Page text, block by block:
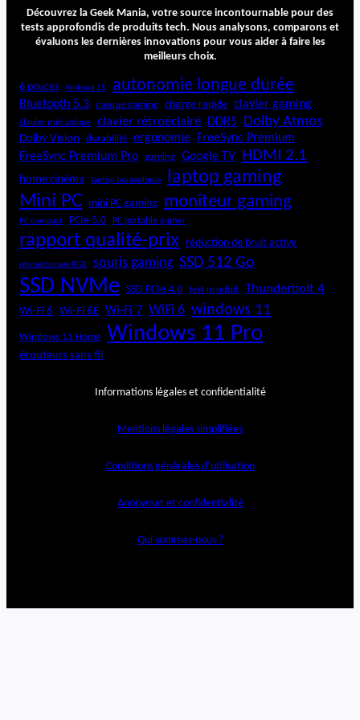
X
B
8
-
G
G
a
m
n
g
W
i
F
i
Découvrez la Geek Mania, votre source incontournable pour des
tests approfondis de produits tech. Nous analysons, comparons et
évaluons les dernières innovations pour vous aider à faire les
meilleurs choix.
6 pouces Android 15 autonomie longue durée
Bluetooth 5.3 casque gaming charge rapide clavier gaming
clavier mécanique clavier rétroéclairé DDR5 Dolby Atmos
Dolby Vision durabilité ergonomie
FreeSync Premium
FreeSync Premium Pro
gaming Google TV HDMI 2.1
home cinéma laptop bureautique laptop gaming
Mini PC mini PC gaming moniteur gaming
PC compact PCIe 5.0 PC portable gamer
rapport qualité-prix réduction de bruit active
rétroéclairage RGB souris gaming SSD 512 Go
SSD NVMe SSD PCIe 4.0 test produit Thunderbolt 4
Wi-Fi 6 Wi-Fi 6E Wi-Fi 7 WiFi 6 windows 11
Windows 11 Home Windows 11 Pro
écouteurs sans fil
Informations légales et confidentialité
Mentions légales simplifiées
Conditions générales d’utilisation
Anonymat et confidentialité
Qui sommes-nous ?